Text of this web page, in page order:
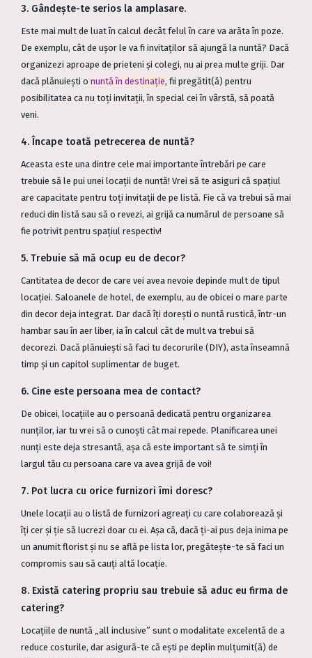
3. Gândește-te serios la amplasare.
Este mai mult de luat în calcul decât felul în care va arăta în poze.
De exemplu, cât de ușor le va fi invitaților să ajungă la nuntă? Dacă
organizezi aproape de prieteni și colegi, nu ai prea multe griji. Dar
dacă plănuiești o nuntă în destinație, fii pregătit(ă) pentru
posibilitatea ca nu toți invitații, în special cei în vârstă, să poată
veni.
4. Încape toată petrecerea de nuntă?
Aceasta este una dintre cele mai importante întrebări pe care
trebuie să le pui unei locații de nuntă! Vrei să te asiguri că spațiul
are capacitate pentru toți invitații de pe listă. Fie că va trebui să mai
reduci din listă sau să o revezi, ai grijă ca numărul de persoane să
fie potrivit pentru spațiul respectiv!
5. Trebuie să mă ocup eu de decor?
Cantitatea de decor de care vei avea nevoie depinde mult de tipul
locației. Saloanele de hotel, de exemplu, au de obicei o mare parte
din decor deja integrat. Dar dacă îți dorești o nuntă rustică, într-un
hambar sau în aer liber, ia în calcul cât de mult va trebui să
decorezi. Dacă plănuiești să faci tu decorurile (DIY), asta înseamnă
timp și un capitol suplimentar de buget.
6. Cine este persoana mea de contact?
De obicei, locațiile au o persoană dedicată pentru organizarea
nunților, iar tu vrei să o cunoști cât mai repede. Planificarea unei
nunți este deja stresantă, așa că este important să te simți în
largul tău cu persoana care va avea grijă de voi!
7. Pot lucra cu orice furnizori îmi doresc?
Unele locații au o listă de furnizori agreați cu care colaborează și
îți cer și ție să lucrezi doar cu ei. Așa că, dacă ți-ai pus deja inima pe
un anumit florist și nu se află pe lista lor, pregătește-te să faci un
compromis sau să cauți altă locație.
8. Există catering propriu sau trebuie să aduc eu firma de
catering?
Locațiile de nuntă „all inclusive” sunt o modalitate excelentă de a
reduce costurile, dar asigură-te că ești pe deplin mulțumit(ă) de